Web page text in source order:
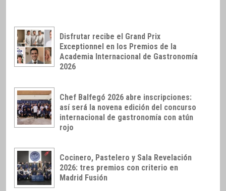
Disfrutar recibe el Grand Prix
Exceptionnel en los Premios de la
Academia Internacional de Gastronomía
2026
Chef Balfegó 2026 abre inscripciones:
así será la novena edición del concurso
internacional de gastronomía con atún
rojo
Cocinero, Pastelero y Sala Revelación
2026: tres premios con criterio en
Madrid Fusión